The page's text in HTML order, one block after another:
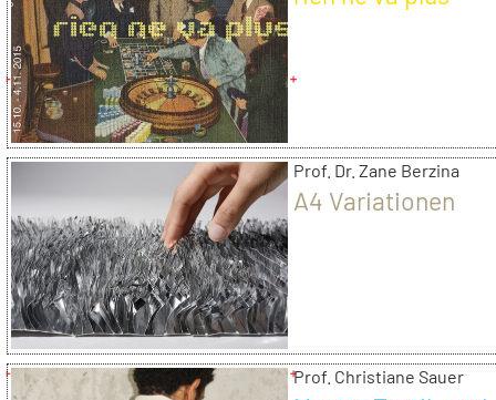
Prof. Dr. Zane Berzina
A4 Variationen
Prof. Christiane Sauer